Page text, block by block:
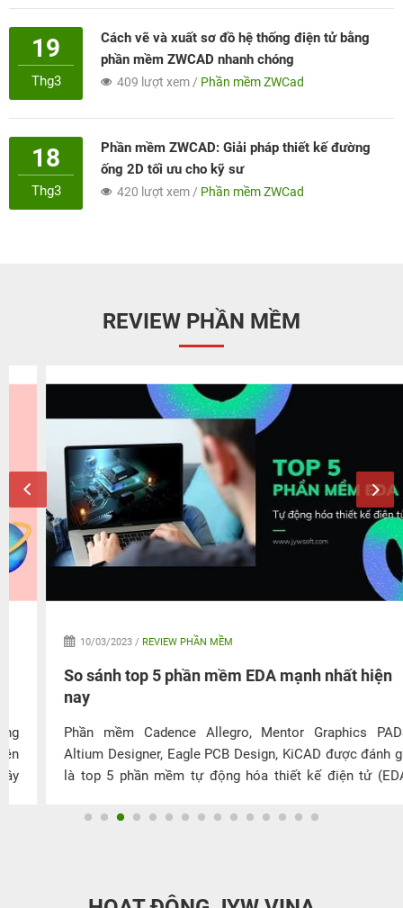
19
Thg3
Cách vẽ và xuất sơ đồ hệ thống điện tử bằng
phần mềm ZWCAD nhanh chóng
409 lượt xem / Phần mềm ZWCad
18
Thg3
Phần mềm ZWCAD: Giải pháp thiết kế đường
ống 2D tối ưu cho kỹ sư
420 lượt xem / Phần mềm ZWCad
REVIEW PHẦN MỀM
10/03/2023 /REVIEW PHẦN MỀM
So sánh top 5 phần mềm EDA mạnh nhất hiện
Phần mềm Cadence Allegro, Mentor Graphics PADS,
Altium Designer, Eagle PCB Design, KiCAD được đánh giá
là top 5 phần mềm tự động hóa thiết kế điện tử (EDA)
của những phần mềm này là gì? Đâu là phần mềm EDA